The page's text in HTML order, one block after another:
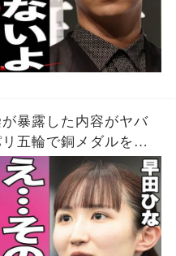
が暴露した内容がヤバ
五輪で銅メダルを獲
の親友が明かす衝撃
パリオリンピック/女